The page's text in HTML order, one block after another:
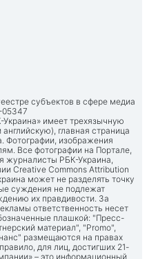
субъектов в сфере медиа
имеет трехязычную
главная страница
. Фотографии, изображения
Все фотографии на Портале,
журналисты РБК-Украина,
Creative Commons Attribution
может не разделять точку
суждения не подлежат
их правдивости. За
ответственность несет
плашкой: "Пресс-
материал", "Promo",
размещаются на правах
для лиц, достигших 21-
– это информационный